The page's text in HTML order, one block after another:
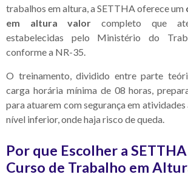
trabalhos em altura, a SETTHA oferece um
em altura valor completo que
estabelecidas pelo Ministério do
conforme a NR-35.
O treinamento, dividido entre parte
carga horária mínima de 08 horas,
para atuarem com segurança em
nível inferior, onde haja risco de queda.
Por que Escolher a
Curso de Trabalho em